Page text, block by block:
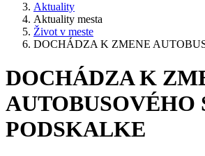
Aktuality
Aktuality mesta
Život v meste
DOCHÁDZA K ZMENE
DOCHÁDZA K
AUTOBUSOVÉHO
PODSKALKE